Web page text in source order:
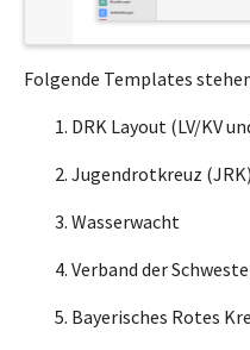
Folgende Templates
DRK Layout (LV/KV
Jugendrotkreuz (JRK)
Wasserwacht
Verband der
Bayerisches Rotes